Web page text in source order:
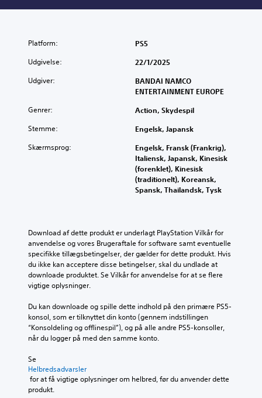
Platform: PS5
Udgivelse: 22/1/2025
Udgiver:
BANDAI NAMCO
ENTERTAINMENT EUROPE
Genrer: Action, Skydespil
Stemme: Engelsk, Japansk
Skærmsprog:
Engelsk, Fransk (Frankrig),
Italiensk, Japansk, Kinesisk
(forenklet), Kinesisk
(traditionelt), Koreansk,
Spansk, Thailandsk, Tysk
Download af dette produkt er underlagt PlayStation Vilkår for
anvendelse og vores Brugeraftale for software samt eventuelle
specifikke tillægsbetingelser, der gælder for dette produkt. Hvis
du ikke kan acceptere disse betingelser, skal du undlade at
downloade produktet. Se Vilkår for anvendelse for at se flere
vigtige oplysninger.
Du kan downloade og spille dette indhold på den primære PS5-
konsol, som er tilknyttet din konto (gennem indstillingen
“Konsoldeling og offlinespil”), og på alle andre PS5-konsoller,
når du logger på med den samme konto.
Se
Helbredsadvarsler
produkt.